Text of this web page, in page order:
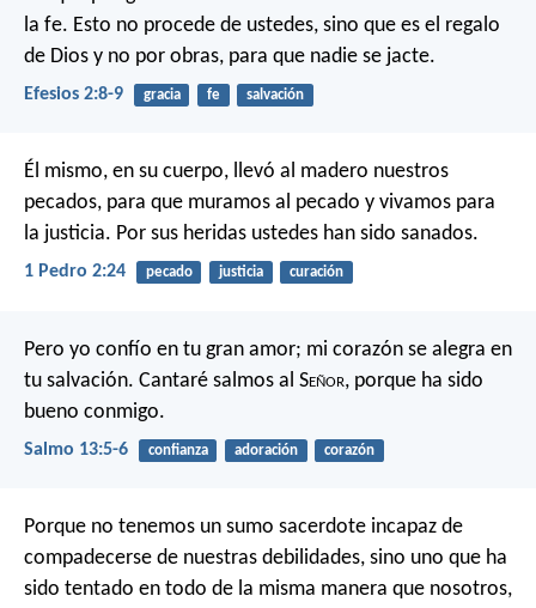
la fe. Esto no procede de ustedes, sino que es el regalo
de Dios y no por obras, para que nadie se jacte.
Efesios 2:8-9 gracia fe salvación
Él mismo, en su cuerpo, llevó al madero nuestros
pecados, para que muramos al pecado y vivamos para
la justicia. Por sus heridas ustedes han sido sanados.
1 Pedro 2:24 pecado justicia curación
Pero yo confío en tu gran amor; mi corazón se alegra en
tu salvación. Cantaré salmos al Señor, porque ha sido
bueno conmigo.
Salmo 13:5-6 confianza adoración corazón
Porque no tenemos un sumo sacerdote incapaz de
compadecerse de nuestras debilidades, sino uno que ha
sido tentado en todo de la misma manera que nosotros,